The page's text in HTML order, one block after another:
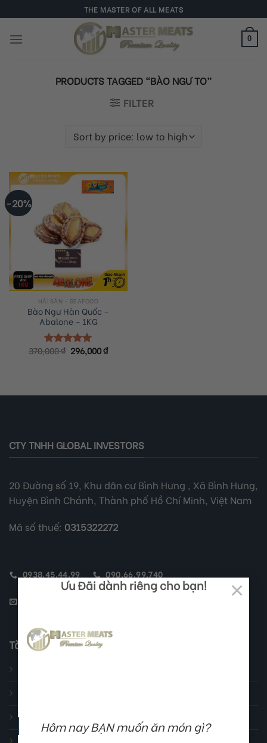
Ưu Đãi dành riêng cho bạn!
Hôm nay BẠN muốn ăn món gì?
×
to
content
THE MASTER OF ALL MEATS
0
PRODUCTS TAGGED “BÀO NGƯ TO”
FILTER
-20%
HẢI SẢN - SEAFOOD
Bào Ngư Hàn Quốc –
Abalone – 1KG
Rated5.00
370,000₫ Original
price
296,000₫Current
price
CTY TNHH GLOBAL INVESTORS
20 Đường số 19, Khu dân cư Bình Hưng , Xã Bình Hưng,
Huyện Bình Chánh, Thành phố Hồ Chí Minh, Việt Nam
Mã số thuế: 0315322272
0938.45.44.99 090.66.99.740
Tài Khoản Của Tôi